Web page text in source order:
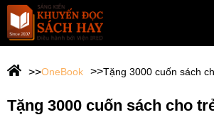
Trang Chủ
OneBook Tặng 3000 cuốn sách
Tặng 3000 cuốn sách cho